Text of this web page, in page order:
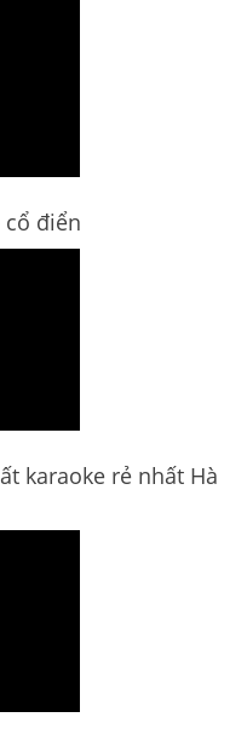
điển
karaoke rẻ nhất Hà